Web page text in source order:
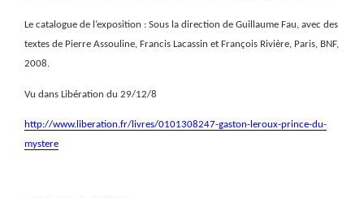
Le catalogue de l’exposition : Sous la direction de Guillaume Fau, avec des
textes de Pierre Assouline, Francis Lacassin et François Rivière, Paris, BNF,
2008.
Vu dans Libération du 29/12/8
http://www.liberation.fr/livres/0101308247-gaston-leroux-prince-du-
mystere